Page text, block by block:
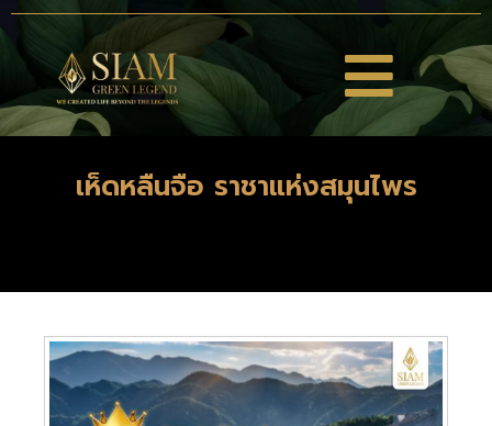
เห็ดหลืนจือ ราชาแห่งสมุนไพร